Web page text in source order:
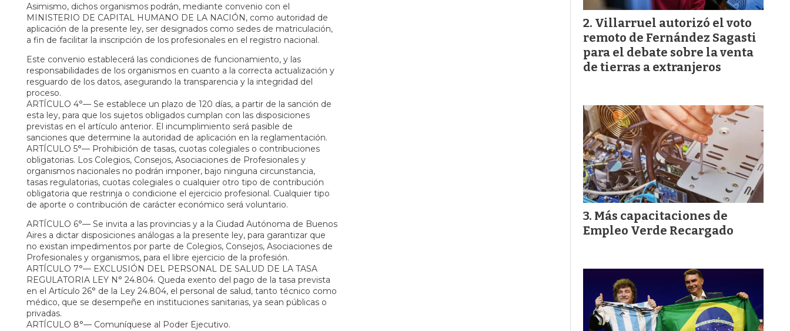
Asimismo, dichos organismos podrán, mediante convenio con el
MINISTERIO DE CAPITAL HUMANO DE LA NACIÓN, como autoridad de
aplicación de la presente ley, ser designados como sedes de matriculación,
a fin de facilitar la inscripción de los profesionales en el registro nacional.
Este convenio establecerá las condiciones de funcionamiento, y las
responsabilidades de los organismos en cuanto a la correcta actualización y
resguardo de los datos, asegurando la transparencia y la integridad del
proceso.
ARTÍCULO 4°— Se establece un plazo de 120 días, a partir de la sanción de
esta ley, para que los sujetos obligados cumplan con las disposiciones
previstas en el artículo anterior. El incumplimiento será pasible de
sanciones que determine la autoridad de aplicación en la reglamentación.
ARTÍCULO 5°— Prohibición de tasas, cuotas colegiales o contribuciones
obligatorias. Los Colegios, Consejos, Asociaciones de Profesionales y
organismos nacionales no podrán imponer, bajo ninguna circunstancia,
tasas regulatorias, cuotas colegiales o cualquier otro tipo de contribución
obligatoria que restrinja o condicione el ejercicio profesional. Cualquier tipo
de aporte o contribución de carácter económico será voluntario.
ARTÍCULO 6°— Se invita a las provincias y a la Ciudad Autónoma de Buenos
Aires a dictar disposiciones análogas a la presente ley, para garantizar que
no existan impedimentos por parte de Colegios, Consejos, Asociaciones de
Profesionales y organismos, para el libre ejercicio de la profesión.
ARTÍCULO 7°— EXCLUSIÓN DEL PERSONAL DE SALUD DE LA TASA
REGULATORIA LEY N° 24.804. Queda exento del pago de la tasa prevista
en el Artículo 26° de la Ley 24.804, el personal de salud, tanto técnico como
médico, que se desempeñe en instituciones sanitarias, ya sean públicas o
privadas.
ARTÍCULO 8°— Comuníquese al Poder Ejecutivo.
Villarruel autorizó el voto
remoto de Fernández Sagasti
para el debate sobre la venta
de tierras a extranjeros
Más capacitaciones de
Empleo Verde Recargado